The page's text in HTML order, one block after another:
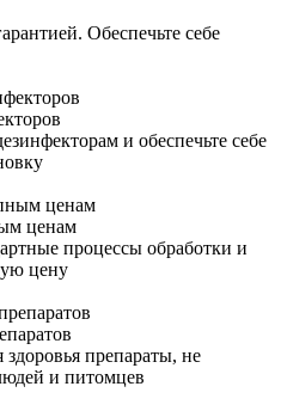
Обеспечьте себе
и обеспечьте себе
ценам
процессы обработки и
цену
препараты, не
и питомцев